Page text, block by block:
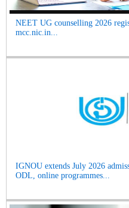
NEET UG counselling 2026
mcc.nic.in...
IGNOU extends July 2026
ODL, online programmes...